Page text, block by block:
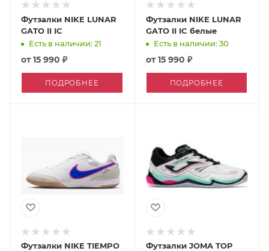
Футзалки NIKE LUNAR
GATO II IC
Есть в наличии: 21
от15 990 ₽
ПОДРОБНЕЕ
Футзалки NIKE LUNAR
GATO II IC белые
Есть в наличии: 30
от15 990 ₽
ПОДРОБНЕЕ
Футзалки NIKE TIEMPO
Футзалки JOMA TOP